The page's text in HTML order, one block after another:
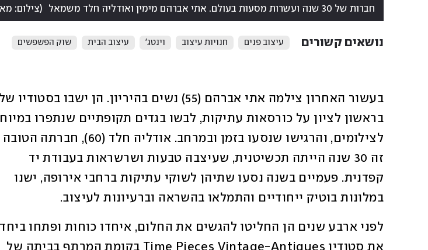
חברות של 30 שנה ועשרות מסעות בעולם. אתי אברהם מימין ואודליה חלד משמאל (צילום:
נושאים קשורים עיצוב פנים חנויות עיצוב וינטג' עיצוב הבית שוק הפשפשים
במלונות בוטיק ייחודיים והתמלאו בהשראה וברעיונות לעיצוב.